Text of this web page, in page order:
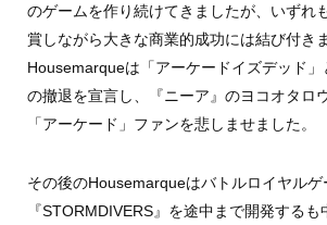
のゲームを作り続けてきましたが、いずれ
賞しながら大きな商業的成功には結び付き
Housemarqueは「アーケードイズデッド」
の撤退を宣言し、『ニーア』のヨコオタロ
「アーケード」ファンを悲しませました。
その後のHousemarqueはバトルロイヤルゲ
『STORMDIVERS』を途中まで開発する